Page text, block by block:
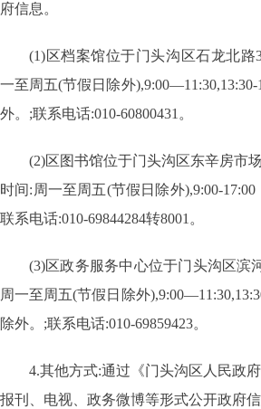
府信息。
(1)区档案馆位于门头沟区石龙北路
一至周五(节假日除外
外。;联系电话:010-60800431。
(2)区图书馆位于门头沟区东辛房市
时间:周一至周五(节假日除外),9:00-
联系电话:010-69844284转8001。
(3)区政务服务中心位于门头沟区滨
周一至周五(节假日除外
除外。;联系电话:010-69859423。
4.其他方式:通过《门头沟区人民政
报刊、电视、政务微博等形式公开政府信